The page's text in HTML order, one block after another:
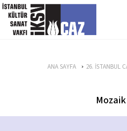
içeriği atla
ANA SAYFA 26. İSTANBUL
Mozaik